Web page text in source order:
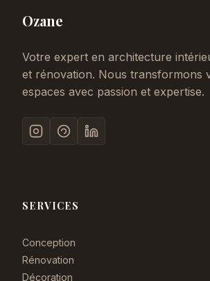
Ozane
Votre expert en architecture
et rénovation. Nous transformons
espaces avec passion et expertise.
SERVICES
Conception
Rénovation
Décoration